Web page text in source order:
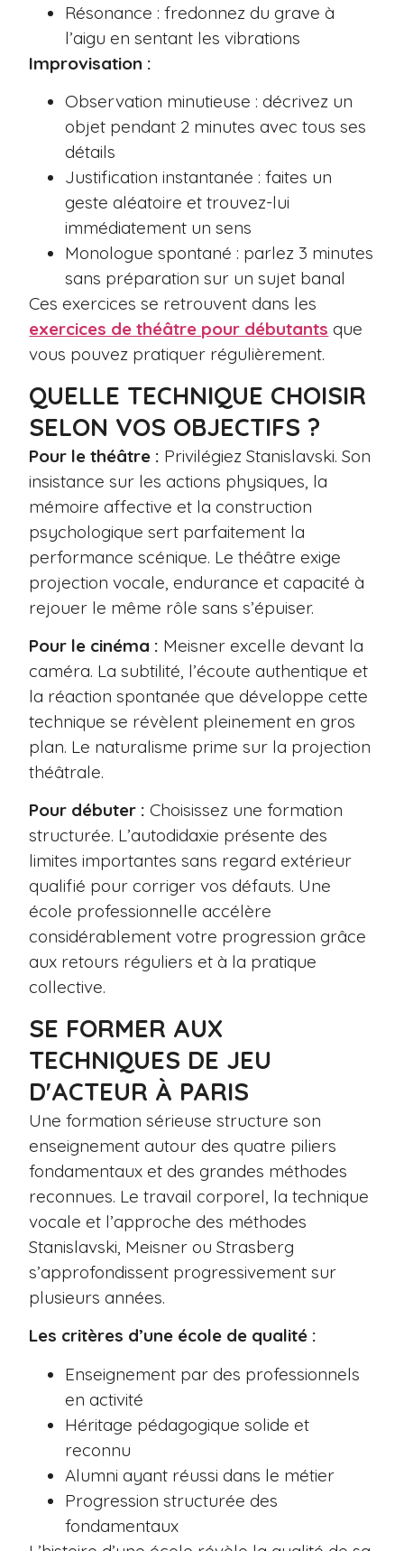
Résonance : fredonnez du grave à
l’aigu en sentant les vibrations
Improvisation :
Observation minutieuse : décrivez un
objet pendant 2 minutes avec tous ses
détails
Justification instantanée : faites un
geste aléatoire et trouvez-lui
immédiatement un sens
Monologue spontané : parlez 3 minutes
sans préparation sur un sujet banal
Ces exercices se retrouvent dans les
exercices de théâtre pour débutants que
vous pouvez pratiquer régulièrement.
QUELLE TECHNIQUE CHOISIR
SELON VOS OBJECTIFS ?
Pour le théâtre : Privilégiez Stanislavski. Son
insistance sur les actions physiques, la
mémoire affective et la construction
psychologique sert parfaitement la
performance scénique. Le théâtre exige
projection vocale, endurance et capacité à
rejouer le même rôle sans s’épuiser.
Pour le cinéma : Meisner excelle devant la
caméra. La subtilité, l’écoute authentique et
la réaction spontanée que développe cette
technique se révèlent pleinement en gros
plan. Le naturalisme prime sur la projection
théâtrale.
Pour débuter : Choisissez une formation
structurée. L’autodidaxie présente des
limites importantes sans regard extérieur
qualifié pour corriger vos défauts. Une
école professionnelle accélère
considérablement votre progression grâce
aux retours réguliers et à la pratique
collective.
SE FORMER AUX
TECHNIQUES DE JEU
D'ACTEUR À PARIS
Une formation sérieuse structure son
enseignement autour des quatre piliers
fondamentaux et des grandes méthodes
reconnues. Le travail corporel, la technique
vocale et l’approche des méthodes
Stanislavski, Meisner ou Strasberg
s’approfondissent progressivement sur
plusieurs années.
Les critères d’une école de qualité :
Enseignement par des professionnels
en activité
Héritage pédagogique solide et
reconnu
Alumni ayant réussi dans le métier
Progression structurée des
fondamentaux